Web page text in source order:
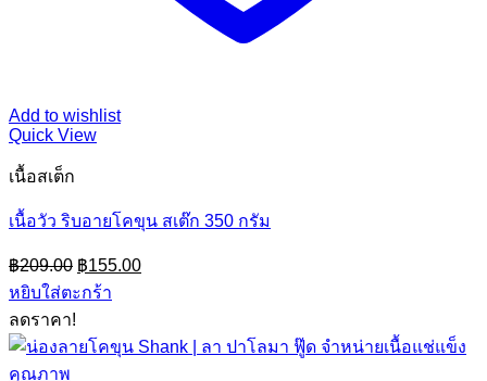
Add to wishlist
Quick View
เนื้อสเต็ก
เนื้อวัว ริบอายโคขุน สเต๊ก 350 กรัม
฿209.00 Original
price
was:
฿155.00Current
price
หยิบใส่ตะกร้า
ลดราคา!